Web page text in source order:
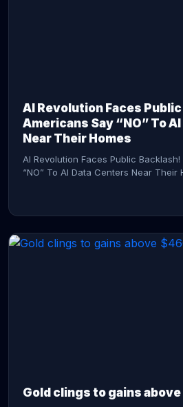
AI Revolution Faces
Americans Say “NO” To
Near Their Homes
AI Revolution Faces Public
“NO” To AI Data Centers Near Their
Gold clings to gains